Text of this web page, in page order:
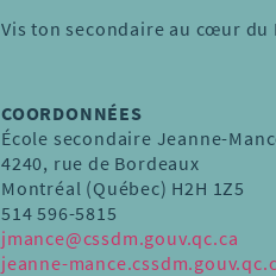
Vis ton secondaire au cœur du
COORDONNÉES
École secondaire Jeanne-
4240, rue de Bordeaux
Montréal (Québec) H2H 1Z5
514 596-5815
jmance@cssdm.gouv.qc.ca
jeanne-